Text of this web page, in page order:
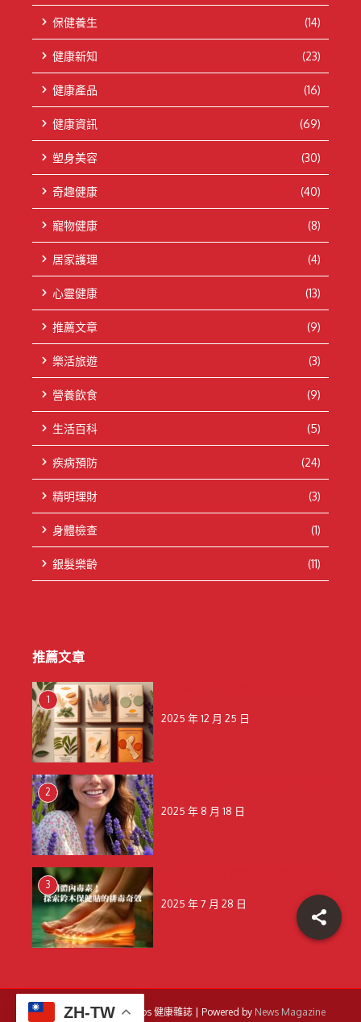
保健養生 (14)
健康新知 (23)
健康產品 (16)
健康資訊 (69)
塑身美容 (30)
奇趣健康 (40)
寵物健康 (8)
居家護理 (4)
心靈健康 (13)
推薦文章 (9)
樂活旅遊 (3)
營養飲食 (9)
生活百科 (5)
疾病預防 (24)
精明理財 (3)
身體檢查 (1)
銀髮樂齡 (11)
推薦文章
1
2025 年 12 月 25 日
2
2025 年 8 月 18 日
3
2025 年 7 月 28 日
Copyright © 2026 Amigos 健康雜誌 | Powered by News Magazine
ZH-TW